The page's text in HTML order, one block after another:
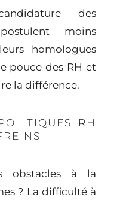
des
moins
homologues
pouce des RH et
la différence.
RH
obstacles à la
? La difficulté à